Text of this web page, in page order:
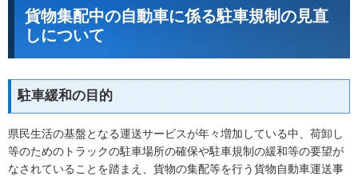
貨物集配中の自動車に係る駐車規制の見直
しについて
駐車緩和の目的
県民生活の基盤となる運送サービスが年々増加している中、荷卸し
等のためのトラックの駐車場所の確保や駐車規制の緩和等の要望が
なされていることを踏まえ、貨物の集配等を行う貨物自動車運送事